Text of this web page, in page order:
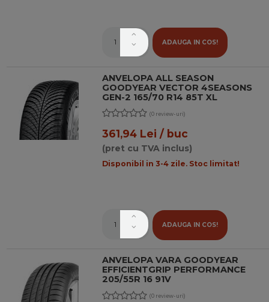
ADAUGA IN COS!
ANVELOPA ALL SEASON
GOODYEAR VECTOR 4SEASONS
GEN-2 165/70 R14 85T XL
(0 review-uri)
361,94 Lei / buc
(pret cu TVA inclus)
Disponibil in 3-4 zile. Stoc limitat!
ADAUGA IN COS!
ANVELOPA VARA GOODYEAR
EFFICIENTGRIP PERFORMANCE
205/55R 16 91V
(0 review-uri)